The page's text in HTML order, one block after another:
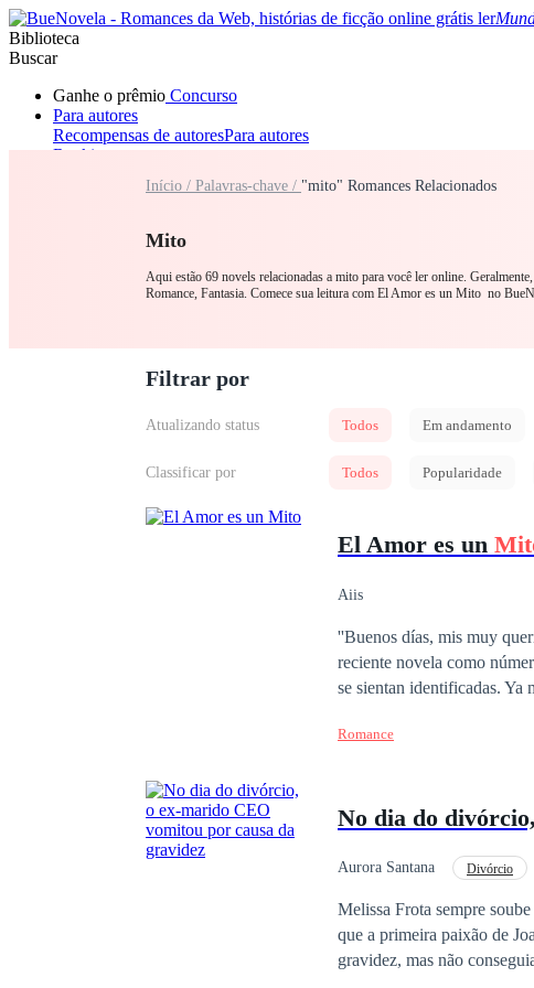
Biblioteca
Buscar
Ganhe o prêmio Concurso
Para autores
Recompensas de autoresPara autores
Ranking
RomanceLobisomem
Início / Palavras-chave / "mito" Romances Relacionados
Mito
Aqui estão 69 novels relacionadas a mito para você ler online.
Romance, Fantasia. Comece sua leitura com El Amor es un Mito no
Filtrar por
Atualizando status Todos Em andamento
Classificar por Todos Popularidade
El Amor es un
Aiis
''Buenos días, mis muy
reciente novela como
se sientan identificadas.
amor, si mis temas
Romance
No dia do
Aurora Santana Divórcio
Melissa Frota sempre
que a primeira paixão de
gravidez, mas não